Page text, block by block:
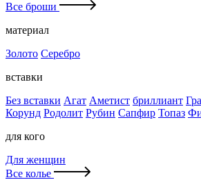
Все броши
материал
Золото Серебро
вставки
Без вставки Агат Аметист бриллиант
Корунд Родолит Рубин Сапфир Топаз
для кого
Для женщин
Все колье